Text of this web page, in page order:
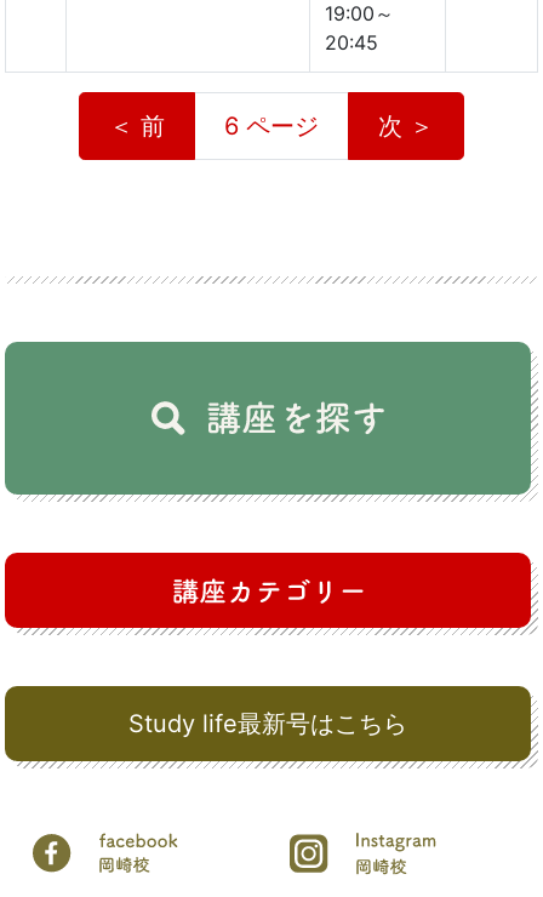
Study life最新号はこちら
19:00～
20:45
＜ 前 6 ページ 次 ＞